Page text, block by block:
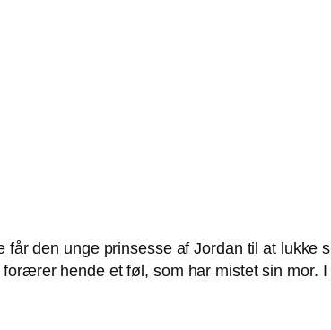
den unge prinsesse af Jordan til at lukke
hende et føl, som har mistet sin mor.